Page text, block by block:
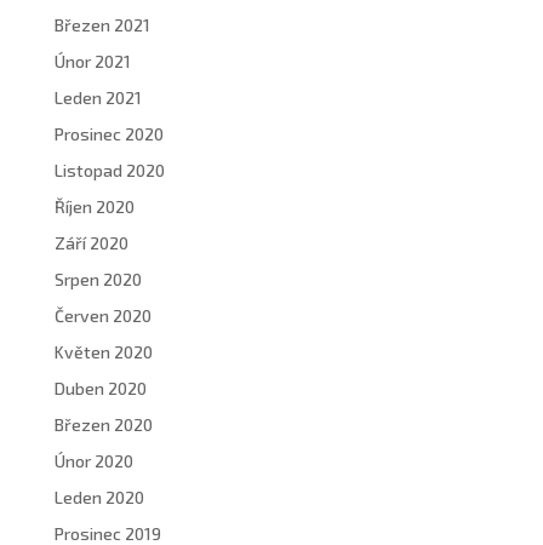
Březen 2021
Únor 2021
Leden 2021
Prosinec 2020
Listopad 2020
Říjen 2020
Září 2020
Srpen 2020
Červen 2020
Květen 2020
Duben 2020
Březen 2020
Únor 2020
Leden 2020
Prosinec 2019